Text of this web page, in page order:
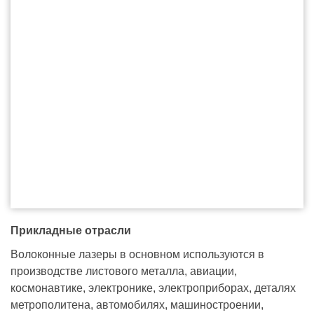
Прикладные отрасли
Волоконные лазеры в основном используются в
производстве листового металла, авиации,
космонавтике, электронике, электроприборах, деталях
метрополитена, автомобилях, машиностроении,